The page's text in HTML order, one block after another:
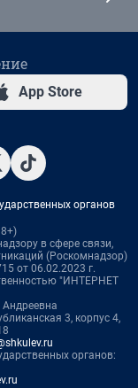
App Store
органов
в сфере связи,
(Роскомнадзор)
от 06.02.2023 г.
"ИНТЕРНЕТ
3, корпус 4,
органов: